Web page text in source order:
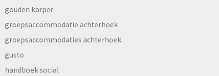
gouden karper
groepsaccommodatie achterhoek
groepsaccommodaties achterhoek
gusto
handboek social